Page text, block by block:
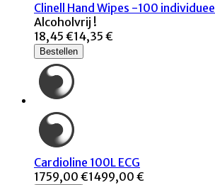
Clinell Hand Wipes -100 individueel
Alcoholvrij !
18,45 €14,35 €
Bestellen
Cardioline 100L ECG
1759,00 €1499,00 €